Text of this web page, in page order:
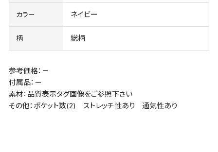
カラー ネイビー
柄 総柄
参考価格：－
付属品：－
素材：品質表示タグ画像をご参照下さい
その他：ポケット数(2) ストレッチ性あり 通気性あり